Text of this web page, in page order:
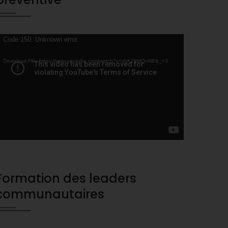
Code 150: Unknown error.
Download File: https://www.youtube.com/watch?v=shK28ldQnNE&_=3
des leaders